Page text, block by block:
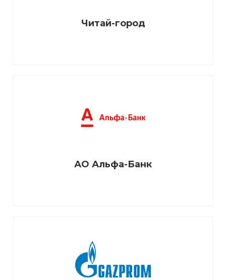
Читай-город
АО Альфа-Банк